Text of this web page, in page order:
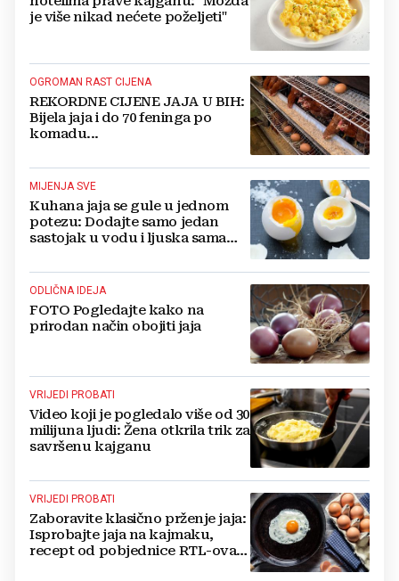
je više nikad nećete poželjeti"
OGROMAN RAST CIJENA
REKORDNE CIJENE JAJA U BIH:
Bijela jaja i do 70 feninga po
komadu...
MIJENJA SVE
Kuhana jaja se gule u jednom
potezu: Dodajte samo jedan
sastojak u vodu i ljuska sama
ODLIČNA IDEJA
FOTO Pogledajte kako na
prirodan način obojiti jaja
VRIJEDI PROBATI
Video koji je pogledalo više od 30
milijuna ljudi: Žena otkrila trik za
savršenu kajganu
VRIJEDI PROBATI
Zaboravite klasično prženje jaja:
Isprobajte jaja na kajmaku,
recept od pobjednice RTL-ova